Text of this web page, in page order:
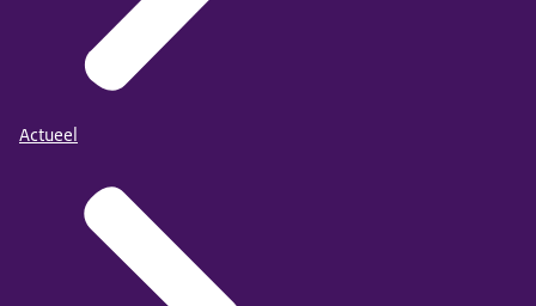
Reist u met het
openbaar vervoer?
Op Rotterdam Centraal
of Rotterdam Blaak...
kunt u de metro
nemen naar Wilhelminaplein.
Actueel